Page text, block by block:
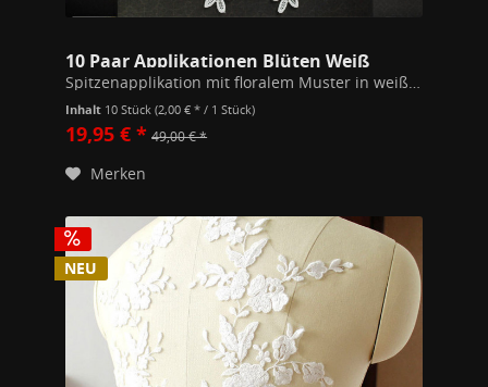
10 Paar Applikationen Blüten Weiß
Inhalt 10 Stück(2,00 € * / 1 Stück)
19,95 € * 49,00 € *
Merken
NEU